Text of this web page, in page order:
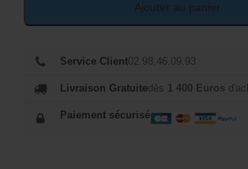
Ajouter au panier
Service Client 02.98.46.09.93
Livraison Gratuitedès 1 400 Euros
Paiement sécurisé